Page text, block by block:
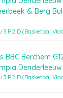
& Berg
3 R2 D (Basketbal
BBC Berchem
Denderleeuw
3 R2 D (Basketbal